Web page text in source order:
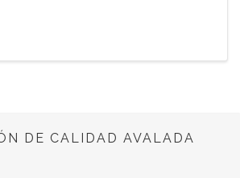
DE CALIDAD AVALADA